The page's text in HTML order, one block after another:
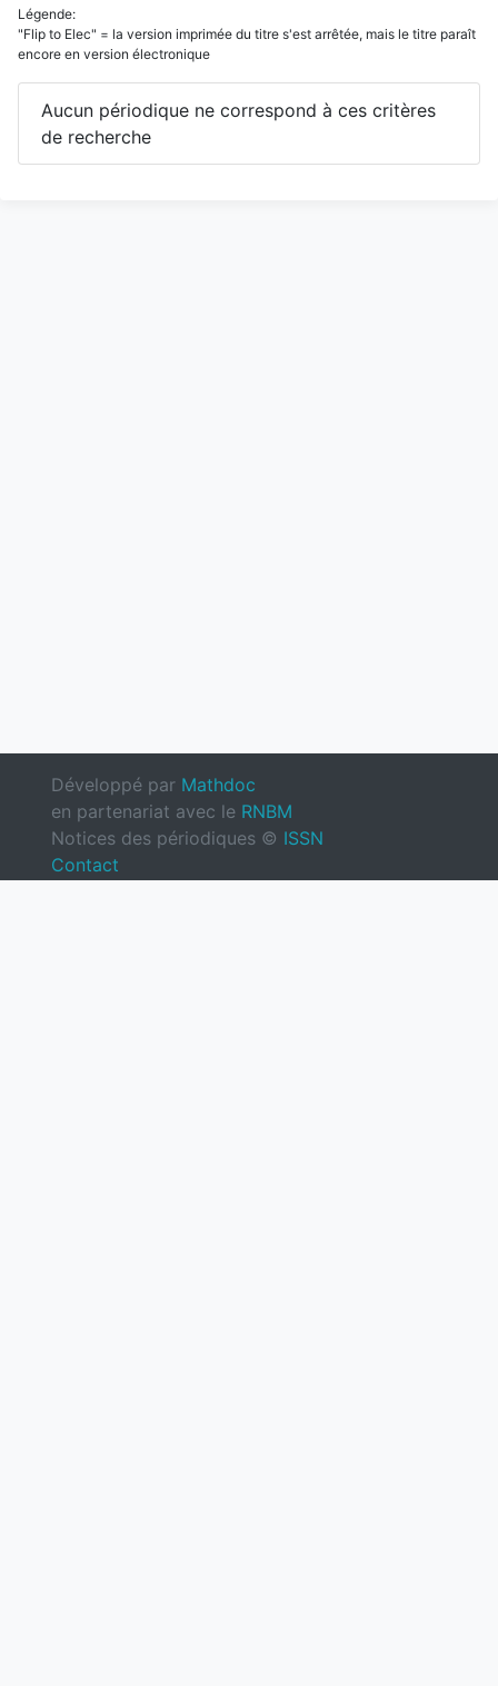
Légende:
"Flip to Elec" = la version imprimée du titre s'est arrêtée, mais le titre paraît
encore en version électronique
Aucun périodique ne correspond à ces critères
de recherche
Développé par Mathdoc
en partenariat avec le RNBM
Notices des périodiques © ISSN
Contact